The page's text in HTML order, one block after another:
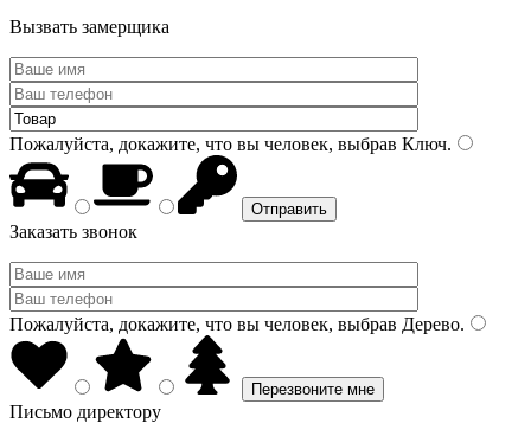
Вызвать замерщика
Пожалуйста, докажите, что вы человек, выбрав Ключ.
Заказать звонок
Пожалуйста, докажите, что вы человек, выбрав Дерево.
Письмо директору